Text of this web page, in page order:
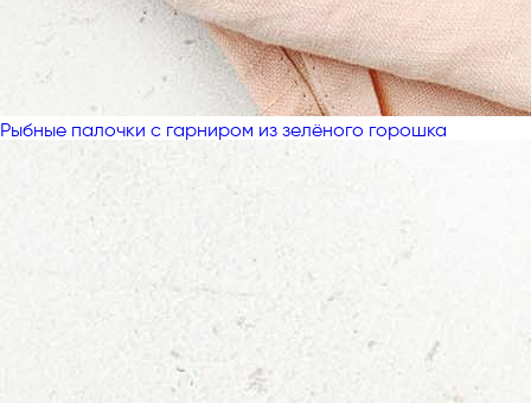
Рыбные палочки с гарниром из зелёного горошка